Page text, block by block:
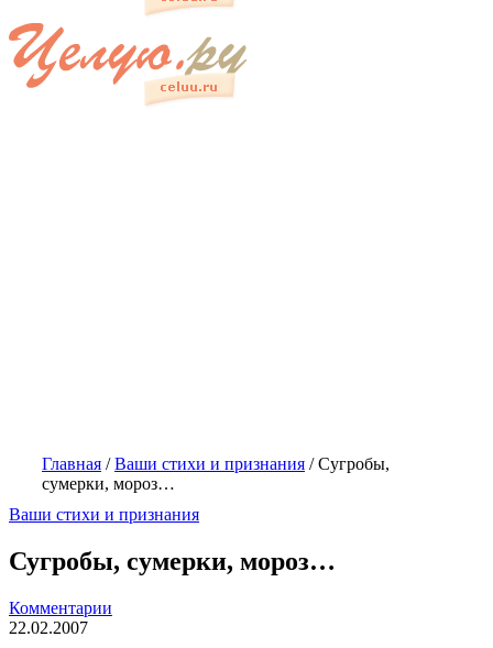
Главная /Ваши стихи и признания /Сугробы,
сумерки, мороз…
Ваши стихи и признания
Сугробы, сумерки, мороз…
Комментарии
22.02.2007